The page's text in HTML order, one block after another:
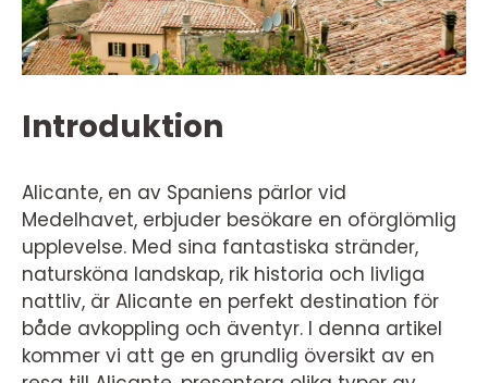
Introduktion
Alicante, en av Spaniens pärlor vid
Medelhavet, erbjuder besökare en oförglömlig
upplevelse. Med sina fantastiska stränder,
natursköna landskap, rik historia och livliga
nattliv, är Alicante en perfekt destination för
både avkoppling och äventyr. I denna artikel
kommer vi att ge en grundlig översikt av en